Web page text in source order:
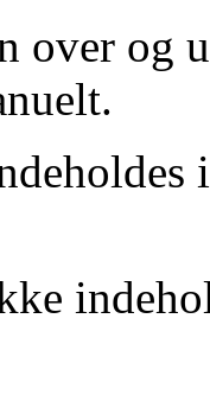
over og